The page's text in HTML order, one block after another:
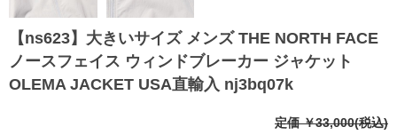
【ns623】大きいサイズ メンズ THE NORTH FACE
ノースフェイス ウィンドブレーカー ジャケット
OLEMA JACKET USA直輸入 nj3bq07k
定価 ￥33,000(税込)